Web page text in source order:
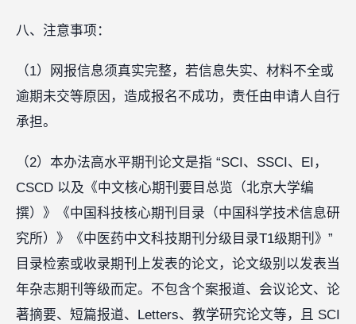
八、注意事项：
（1）网报信息须真实完整，若信息失实、材料不全或
逾期未交等原因，造成报名不成功，责任由申请人自行
承担。
（2）本办法高水平期刊论文是指 “SCI、SSCI、EI，
CSCD 以及《中文核心期刊要目总览（北京大学编
撰）》《中国科技核心期刊目录（中国科学技术信息研
究所）》《中医药中文科技期刊分级目录T1级期刊》”
目录检索或收录期刊上发表的论文，论文级别以发表当
年杂志期刊等级而定。不包含个案报道、会议论文、论
著摘要、短篇报道、Letters、教学研究论文等，且 SCI